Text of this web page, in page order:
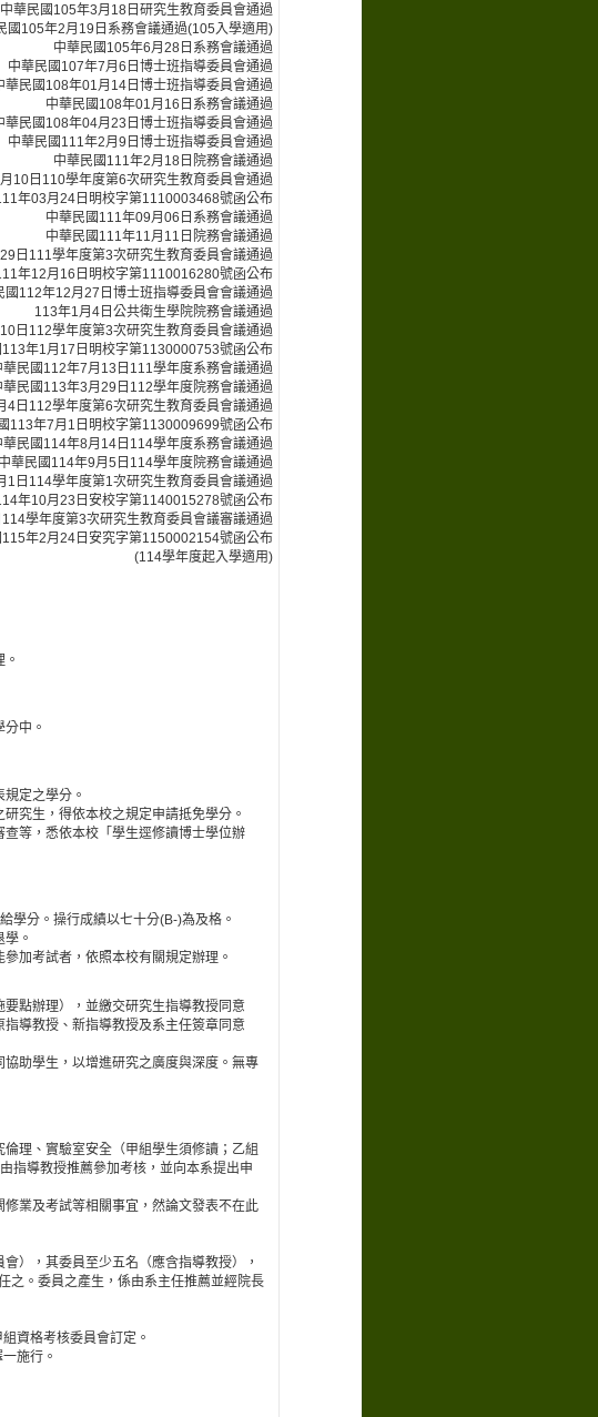
中華民國105年3月18日研究生教育委員會通過
國105年2月19日系務會議通過(105入學適用)
中華民國105年6月28日系務會議通過
中華民國107年7月6日博士班指導委員會通過
華民國108年01月14日博士班指導委員會通過
中華民國108年01月16日系務會議通過
華民國108年04月23日博士班指導委員會通過
中華民國111年2月9日博士班指導委員會通過
中華民國111年2月18日院務會議通過
10日110學年度第6次研究生教育委員會通過
年03月24日明校字第1110003468號函公布
中華民國111年09月06日系務會議通過
中華民國111年11月11日院務會議通過
日111學年度第3次研究生教育委員會議通過
年12月16日明校字第1110016280號函公布
國112年12月27日博士班指導委員會會議通過
113年1月4日公共衛生學院院務會議通過
日112學年度第3次研究生教育委員會議通過
113年1月17日明校字第1130000753號函公布
華民國112年7月13日111學年度系務會議通過
華民國113年3月29日112學年度院務會議通過
4日112學年度第6次研究生教育委員會議通過
113年7月1日明校字第1130009699號函公布
華民國114年8月14日114學年度系務會議通過
中華民國114年9月5日114學年度院務會議通過
1日114學年度第1次研究生教育委員會議通過
年10月23日安校字第1140015278號函公布
學年度第3次研究生教育委員會議審議通過
115年2月24日安究字第1150002154號函公布
(114學年度起入學適用)
中。
定之學分。
究生，得依本校之規定申請抵免學分。
查等，悉依本校「學生逕修讀博士學位辦
學分。操行成績以七十分(B-)為及格。
。
加考試者，依照本校有關規定辦理。
要點辦理），並繳交研究生指導教授同意
導教授、新指導教授及系主任簽章同意
助學生，以增進研究之廣度與深度。無專
理、實驗室安全（甲組學生須修讀；乙組
指導教授推薦參加考核，並向本系提出申
業及考試等相關事宜，然論文發表不在此
），其委員至少五名（應含指導教授），
之。委員之產生，係由系主任推薦並經院長
資格考核委員會訂定。
施行。